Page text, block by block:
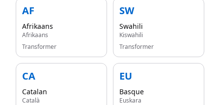
AF
Afrikaans
Afrikaans
Transformer
SW
Swahili
Kiswahili
Transformer
CA
Catalan
Català
EU
Basque
Euskara